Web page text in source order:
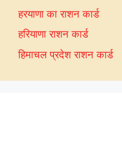
हरयाणा का राशन कार्ड
हरियाणा राशन कार्ड
हिमाचल प्रदेश राशन कार्ड